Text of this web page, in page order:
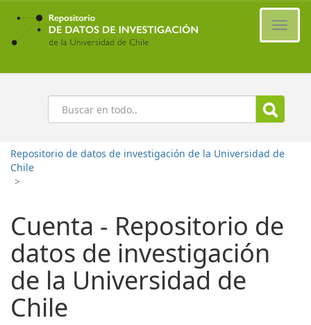
Ir
contenido
principal
Buscar
Repositorio de datos de investigación de la Universidad de
Chile
>
Cuenta - Repositorio de
datos de investigación
de la Universidad de
Chile